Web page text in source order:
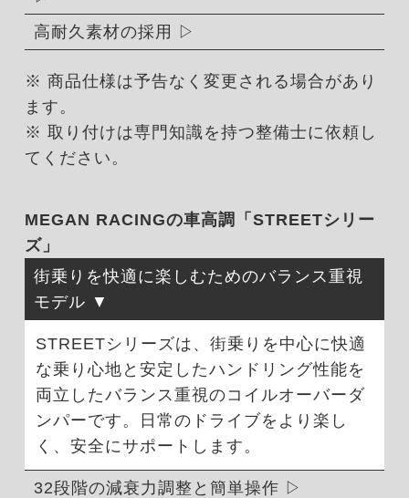
高耐久素材の採用
※ 商品仕様は予告なく変更される場合があり
ます。
※ 取り付けは専門知識を持つ整備士に依頼し
てください。
MEGAN RACINGの車高調「STREETシリー
ズ」
街乗りを快適に楽しむためのバランス重視
モデル
STREETシリーズは、街乗りを中心に快適
な乗り心地と安定したハンドリング性能を
両立したバランス重視のコイルオーバーダ
ンパーです。日常のドライブをより楽し
く、安全にサポートします。
32段階の減衰力調整と簡単操作